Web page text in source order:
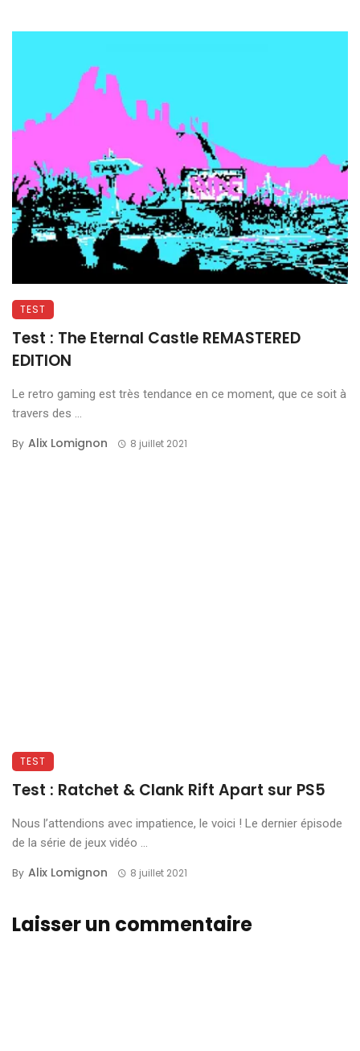
TEST
Test : The Eternal Castle REMASTERED
EDITION
Le retro gaming est très tendance en ce moment, que ce soit à
travers des ...
By Alix Lomignon 8 juillet 2021
TEST
Test : Ratchet & Clank Rift Apart sur PS5
Nous l’attendions avec impatience, le voici ! Le dernier épisode
de la série de jeux vidéo ...
By Alix Lomignon 8 juillet 2021
Laisser un commentaire